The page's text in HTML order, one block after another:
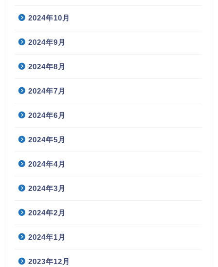
2024年10月
2024年9月
2024年8月
2024年7月
2024年6月
2024年5月
2024年4月
2024年3月
2024年2月
2024年1月
2023年12月